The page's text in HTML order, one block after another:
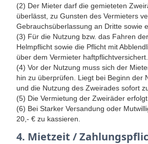
(2) Der Mieter darf die gemieteten
überlässt, zu Gunsten des Vermieters
Gebrauchsüberlassung an Dritte sowie
(3) Für die Nutzung bzw. das Fahren
Helmpflicht sowie die Pflicht mit
über dem Vermieter
(4) Vor der Nutzung muss sich der
hin zu überprüfen. Liegt bei Beginn der
und die Nutzung des Zweirades sofort
(5) Die Vermietung der Zweiräder
(6) Bei Starker Versandung oder
20,- € zu kassieren.
4. Mietzeit /